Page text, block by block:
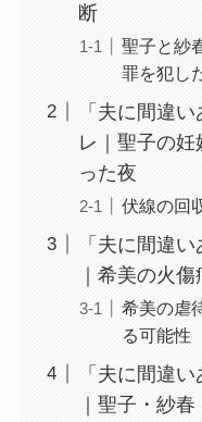
断
聖子と紗
罪を犯し
「夫に間違
レ｜聖子の
った夜
伏線の回
「夫に間違
｜希美の火
希美の虐
る可能性
「夫に間違
｜聖子・紗